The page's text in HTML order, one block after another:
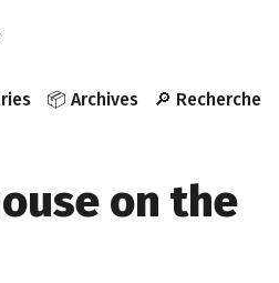
📦 Archives 🔎 Recherche
on the